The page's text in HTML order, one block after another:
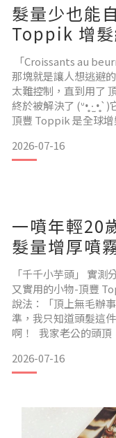
髮量少也能
Toppik 增髮
使用心得分
「Croissants au
那塊就是讓人想逃避
太難控制，直到用了
終於被解決了 (ᐡ•̥ ·̫
頂豐 Toppik 是全球
著在你原有的髮絲上
正讓稀疏區域「視覺
2026-07-16
一噴年輕20
髮量增厚噴
清洗
「千千小芋頭」 實
又實用的小物-頂豐
說法：「頂上無毛辦
準，我只知道頭髮這
啊！ 我家老公的頭頂
視，看到購物台生髮
液，因為說要長期使
2026-07-16